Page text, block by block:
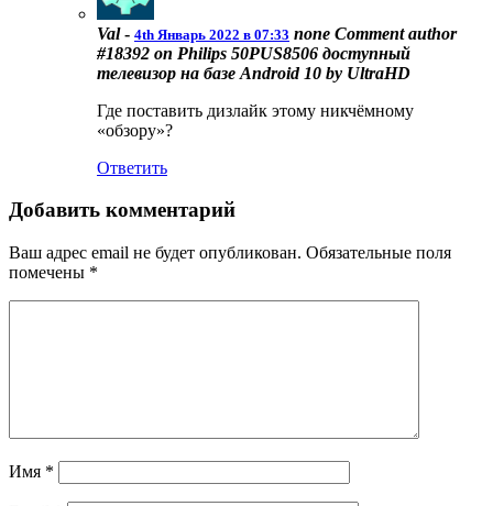
Val - 4th Январь 2022 в 07:33 none Comment author
#18392 on Philips 50PUS8506 доступный
телевизор на базе Android 10 by UltraHD
Где поставить дизлайк этому никчёмному
«обзору»?
Ответить
Добавить комментарий
Ваш адрес email не будет опубликован. Обязательные поля
помечены *
Имя *